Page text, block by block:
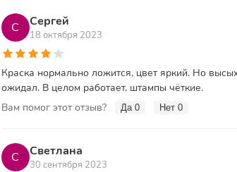
С Сергей
18 октября 2023
Краска нормально ложится, цвет яркий. Но
ожидал. В целом работает, штампы чёткие.
Вам помог этот отзыв?
Да 0 Нет 0
С Светлана
30 сентября 2023